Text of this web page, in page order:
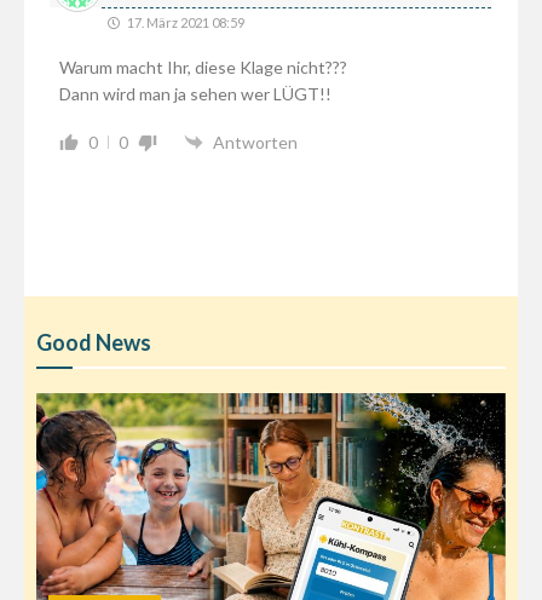
17. März 2021 08:59
Warum macht Ihr, diese Klage nicht???
Dann wird man ja sehen wer LÜGT!!
0 0 Antworten
Good News